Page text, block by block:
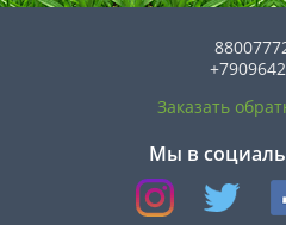
Заказать
Мы в